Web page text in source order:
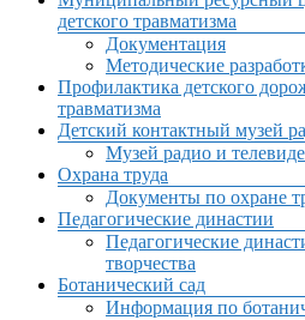
детского травматизма
Документация
Методические
Профилактика детского
травматизма
Детский контактный музей
Музей радио и
Охрана труда
Документы по охране
Педагогические династии
Педагогические
творчества
Ботанический сад
Информация по